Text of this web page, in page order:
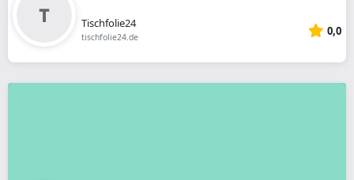
Tischfolie24
tischfolie24.de 0,0